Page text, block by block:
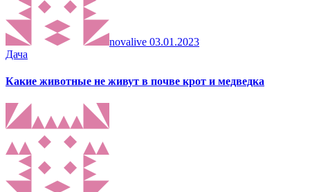
novalive 03.01.2023
Дача
Какие животные не живут в почве крот и медведка